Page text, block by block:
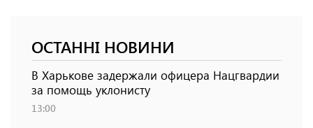
ОСТАННІ НОВИНИ
В Харькове задержали офицера Нацгвардии
за помощь уклонисту
13:00